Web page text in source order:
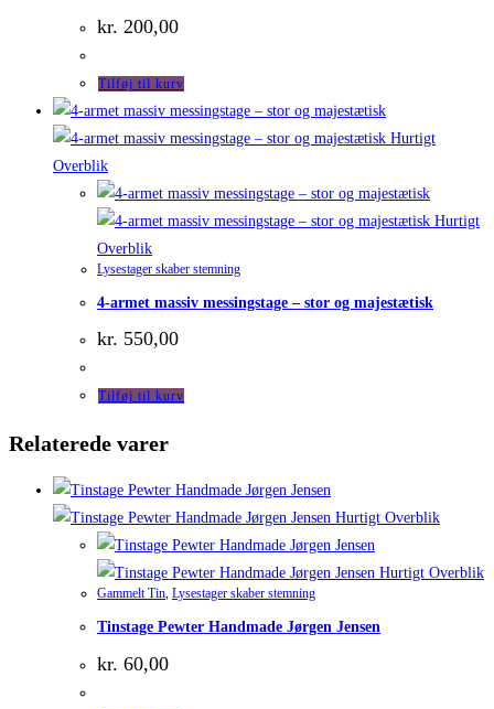
kr. 200,00
Tilføj til kurv
Hurtigt
Overblik
Hurtigt
Overblik
Lysestager skaber stemning
4-armet massiv messingstage – stor og majestætisk
kr. 550,00
Tilføj til kurv
Relaterede varer
Hurtigt Overblik
Hurtigt Overblik
Gammelt Tin, Lysestager skaber stemning
Tinstage Pewter Handmade Jørgen Jensen
kr. 60,00